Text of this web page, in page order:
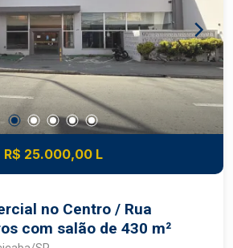
escritórios, prestadores de
operações comerciais que
visibilidade e fácil acesso
mais tradicionais da cidade.
com quem é agente de
do mercado imobiliário de
sua visita.
R$ 25.000,00 L
no Centro / Rua
com salão de 430 m²